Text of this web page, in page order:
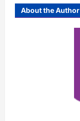
About the Author